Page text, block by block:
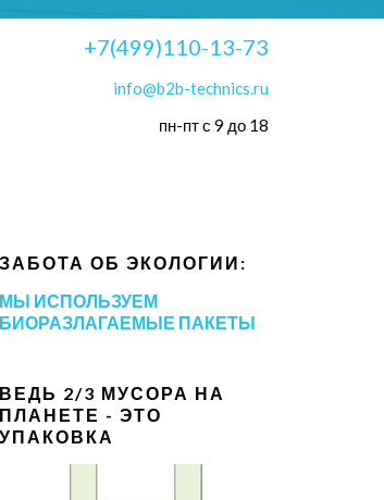
+7(499)110-13-73
info@b2b-technics.ru
пн-пт с 9 до 18
ЗАБОТА ОБ ЭКОЛОГИИ:
МЫ ИСПОЛЬЗУЕМ
БИОРАЗЛАГАЕМЫЕ ПАКЕТЫ
ВЕДЬ 2/3 МУСОРА НА
ПЛАНЕТЕ - ЭТО
УПАКОВКА